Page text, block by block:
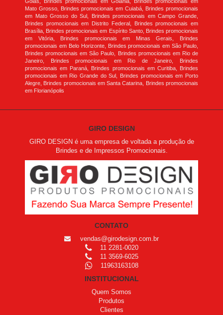
Mato Grosso, Brindes promocionais em Cuiabá, Brindes promocionais
em Mato Grosso do Sul, Brindes promocionais em Campo Grande,
Brindes promocionais em Distrito Federal, Brindes promocionais em
Brasília, Brindes promocionais em Espírito Santo, Brindes promocionais
em Vitória, Brindes promocionais em Minas Gerais, Brindes
promocionais em Belo Horizonte, Brindes promocionais em São Paulo,
Brindes promocionais em São Paulo, Brindes promocionais em Rio de
Janeiro, Brindes promocionais em Rio de Janeiro, Brindes
promocionais em Paraná, Brindes promocionais em Curitiba, Brindes
promocionais em Rio Grande do Sul, Brindes promocionais em Porto
Alegre, Brindes promocionais em Santa Catarina, Brindes promocionais
em Florianópolis
GIRO DESIGN
GIRO DESIGN é uma empresa de voltada a produção de
Brindes e de Impressos Promocionais.
CONTATO
vendas@girodesign.com.br
11 2281-0020
11 3569-6025
11963163108
INSTITUCIONAL
Quem Somos
Produtos
Clientes